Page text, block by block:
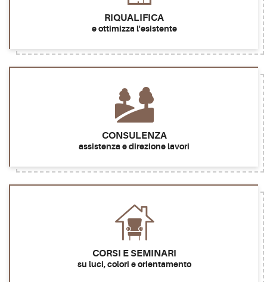
RIQUALIFICA
e ottimizza l'esistente
CONSULENZA
assistenza e direzione lavori
CORSI E SEMINARI
su luci, colori e orientamento